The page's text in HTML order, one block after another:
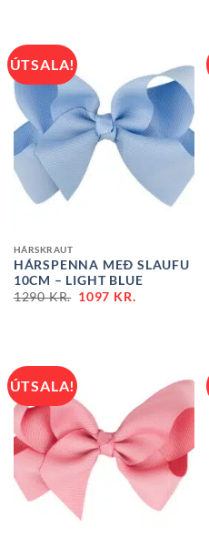
ÚTSALA!
HÁRSKRAUT
HÁRSPENNA MEÐ SLAUFU
10CM – LIGHT BLUE
1290KR. 1097 KR.
ÚTSALA!